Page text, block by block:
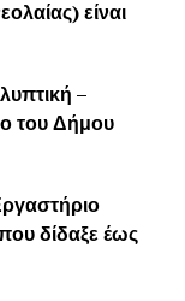
είναι
–
του Δήμου
δίδαξε έως